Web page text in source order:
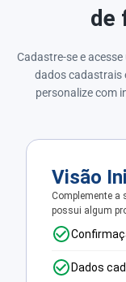
de
Cadastre-se e
dados cadastrais
personalize com
Visão
Complemente a
possui algum
Dados